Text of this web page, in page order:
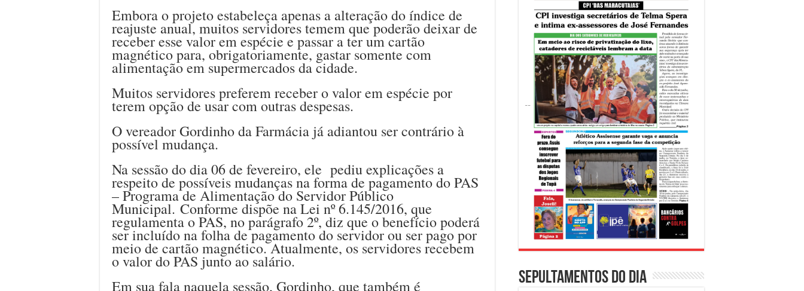
Embora o projeto estabeleça apenas a alteração do índice de
reajuste anual, muitos servidores temem que poderão deixar de
receber esse valor em espécie e passar a ter um cartão
magnético para, obrigatoriamente, gastar somente com
alimentação em supermercados da cidade.
Muitos servidores preferem receber o valor em espécie por
terem opção de usar com outras despesas.
O vereador Gordinho da Farmácia já adiantou ser contrário à
possível mudança.
Na sessão do dia 06 de fevereiro, ele pediu explicações a
respeito de possíveis mudanças na forma de pagamento do PAS
– Programa de Alimentação do Servidor Público
Municipal. Conforme dispõe na Lei nº 6.145/2016, que
regulamenta o PAS, no parágrafo 2º, diz que o benefício poderá
ser incluído na folha de pagamento do servidor ou ser pago por
meio de cartão magnético. Atualmente, os servidores recebem
o valor do PAS junto ao salário.
Em sua fala naquela sessão, Gordinho, que também é
Sepultamentos do dia